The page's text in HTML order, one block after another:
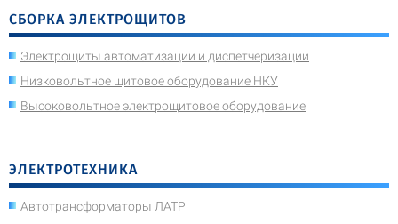
СБОРКА ЭЛЕКТРОЩИТОВ
Электрощиты автоматизации и диспетчеризации
Низковольтное щитовое оборудование НКУ
Высоковольтное электрощитовое оборудование
ЭЛЕКТРОТЕХНИКА
Автотрансформаторы ЛАТР